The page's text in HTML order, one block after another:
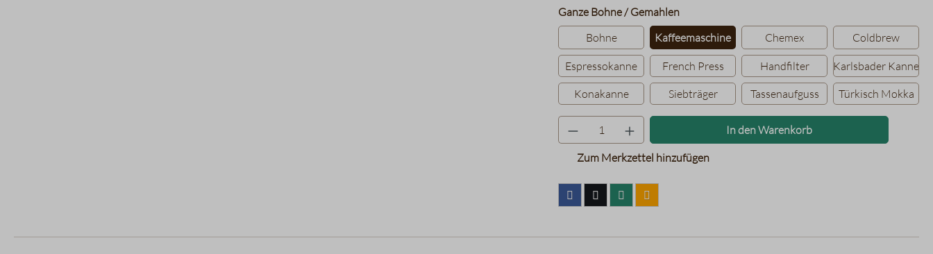
Türkisch Mokka
Ganze Bohne / Gemahlenauswählen
Bohne
Kaffeemaschine Chemex Coldbrew
Espressokanne French Press Handfilter
Karlsbader Kanne
Konakanne
Siebträger Tassenaufguss Türkisch Mokka
Produkt Anzahl: Gib den gewünschten
In den Warenkorb
Zum Merkzettel hinzufügen